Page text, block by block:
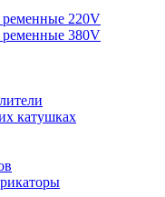
220V
380V
катушках